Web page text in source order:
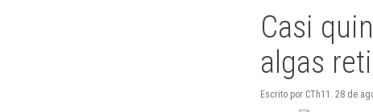
Casi
algas
Escrito por CTh11. 28 de